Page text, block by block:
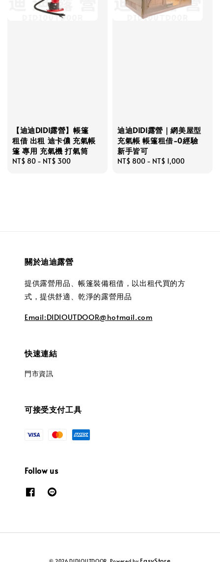
【迪迪DIDI露營】帳篷
租借 出租 迪卡儂 充氣帳
篷 專用 充氣機 打氣筒
Regular
NT$ 80 - NT$ 300
迪迪DIDI露營｜網美屋型
充氣帳 帳篷租借-0經驗
新手皆可
Regular
NT$ 800 - NT$ 1,000
關於迪迪露營
提供露營用品、帳篷裝備租借，以出租代買的方
式，提供舒適、乾淨的露營用品
Email:DIDIOUTDOOR@hotmail.com
快速連結
門市資訊
可接受支付工具
Follow us